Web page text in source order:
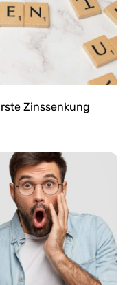
Zinssenkung